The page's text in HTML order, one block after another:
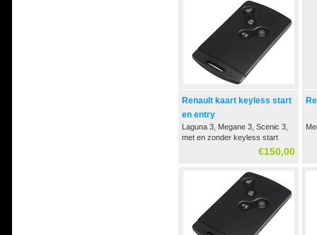
Renault kaart keyless start
en entry
Laguna 3, Megane 3, Scenic 3,
met en zonder keyless start
€150,00